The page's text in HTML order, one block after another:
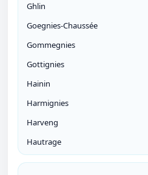
Ghlin
Goegnies-Chaussée
Gommegnies
Gottignies
Hainin
Harmignies
Harveng
Hautrage